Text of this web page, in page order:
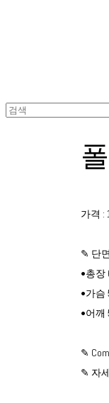
가격 :
✎ 단
•총장
•가슴
•어깨
✎
✎ 자